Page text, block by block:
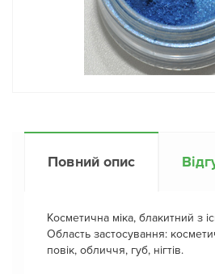
Повний опис
Косметична міка, блакитний з
Область застосування:
повік, обличчя, губ, нігтів.